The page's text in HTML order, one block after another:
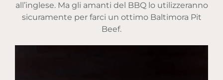
all’inglese. Ma gli amanti del BBQ lo utilizzeranno
sicuramente per farci un ottimo Baltimora Pit
Beef.